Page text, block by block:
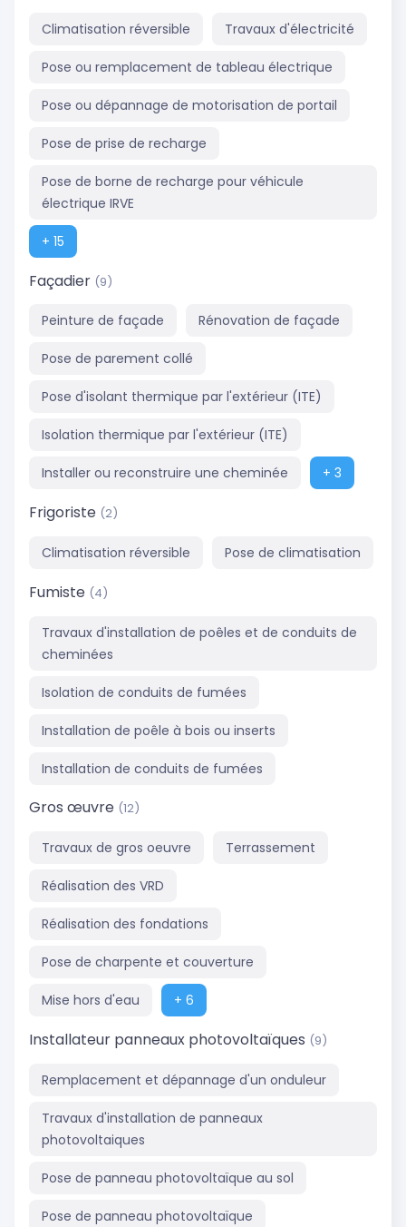
Climatisation réversible Travaux d'électricité
Pose ou remplacement de tableau électrique
Pose ou dépannage de motorisation de portail
Pose de prise de recharge
Pose de borne de recharge pour véhicule
électrique IRVE
+ 15
Façadier (9)
Peinture de façade Rénovation de façade
Pose de parement collé
Pose d'isolant thermique par l'extérieur (ITE)
Isolation thermique par l'extérieur (ITE)
Installer ou reconstruire une cheminée + 3
Frigoriste (2)
Climatisation réversible Pose de climatisation
Fumiste (4)
Travaux d'installation de poêles et de conduits de
cheminées
Isolation de conduits de fumées
Installation de poêle à bois ou inserts
Installation de conduits de fumées
Gros œuvre (12)
Travaux de gros oeuvre Terrassement
Réalisation des VRD
Réalisation des fondations
Pose de charpente et couverture
Mise hors d'eau + 6
Installateur panneaux photovoltaïques (9)
Remplacement et dépannage d'un onduleur
Travaux d'installation de panneaux
photovoltaiques
Pose de panneau photovoltaïque au sol
Pose de panneau photovoltaïque